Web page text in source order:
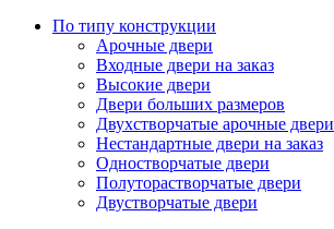
По типу конструкции
Арочные двери
Входные двери на заказ
Высокие двери
Двери больших размеров
Двухстворчатые арочные двери
Нестандартные двери на заказ
Одностворчатые двери
Полуторастворчатые двери
Двустворчатые двери